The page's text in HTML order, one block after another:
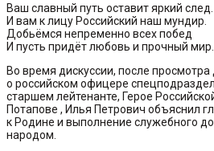
Ваш славный путь оставит яркий след.
И вам к лицу Российский наш мундир.
Добьёмся непременно всех побед
И пусть придёт любовь и прочный мир.
Во время дискуссии, после
о российском офицере
старшем лейтенанте, Герое
Потапове , Илья Петрович объяснил
к Родине и выполнение служебного
народом.